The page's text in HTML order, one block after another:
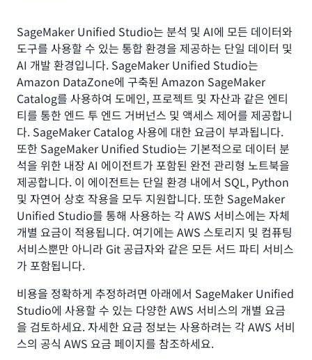
SageMaker Unified Studio는 분석 및 AI에 모든 데이터와
도구를 사용할 수 있는 통합 환경을 제공하는 단일 데이터 및
AI 개발 환경입니다. SageMaker Unified Studio는
Amazon DataZone에 구축된 Amazon SageMaker
Catalog를 사용하여 도메인, 프로젝트 및 자산과 같은 엔티
티를 통한 엔드 투 엔드 거버넌스 및 액세스 제어를 제공합니
다. SageMaker Catalog 사용에 대한 요금이 부과됩니다.
또한 SageMaker Unified Studio는 기본적으로 데이터 분
석을 위한 내장 AI 에이전트가 포함된 완전 관리형 노트북을
제공합니다. 이 에이전트는 단일 환경 내에서 SQL, Python
및 자연어 상호 작용을 모두 지원합니다. 또한 SageMaker
Unified Studio를 통해 사용하는 각 AWS 서비스에는 자체
개별 요금이 적용됩니다. 여기에는 AWS 스토리지 및 컴퓨팅
서비스뿐만 아니라 Git 공급자와 같은 모든 서드 파티 서비스
가 포함됩니다.
비용을 정확하게 추정하려면 아래에서 SageMaker Unified
Studio에 사용할 수 있는 다양한 AWS 서비스의 개별 요금
을 검토하세요. 자세한 요금 정보는 사용하려는 각 AWS 서비
스의 공식 AWS 요금 페이지를 참조하세요.